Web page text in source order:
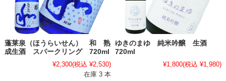
蓬莱泉（ほうらいせん） 和 熟
成生酒 スパークリング 720ml
¥2,300(税込 ¥2,530)
在庫 3 本
ゆきのまゆ 純米吟醸 生酒
720ml
¥1,800(税込 ¥1,980)